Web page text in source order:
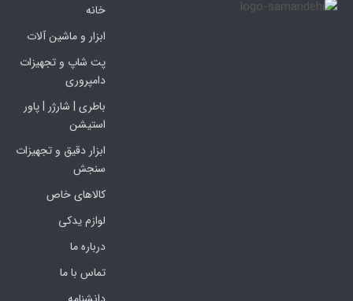
خانه
ابزار و ماشین آلات
پت شاپ و تجهیزات
دامپروری
باطری | شارژر | پاور
استیشن
ابزار دقیق و تجهیزات
سنجش
کالاهای خاص
لوازم یدکی
درباره ما
تماس با ما